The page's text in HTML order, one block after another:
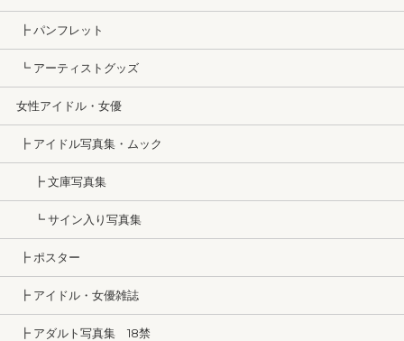
┣ パンフレット
┗ アーティストグッズ
女性アイドル・女優
┣ アイドル写真集・ムック
┣ 文庫写真集
┗ サイン入り写真集
┣ ポスター
┣ アイドル・女優雑誌
┣ アダルト写真集 18禁